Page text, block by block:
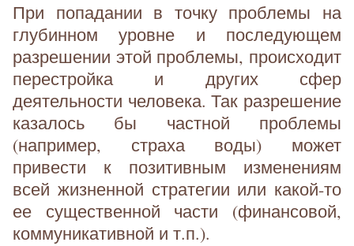
При попадании в точку проблемы на
глубинном уровне и последующем
разрешении этой проблемы, происходит
перестройка и других сфер
деятельности человека. Так разрешение
казалось бы частной проблемы
(например, страха воды) может
привести к позитивным изменениям
всей жизненной стратегии или какой-то
ее существенной части (финансовой,
коммуникативной и т.п.).